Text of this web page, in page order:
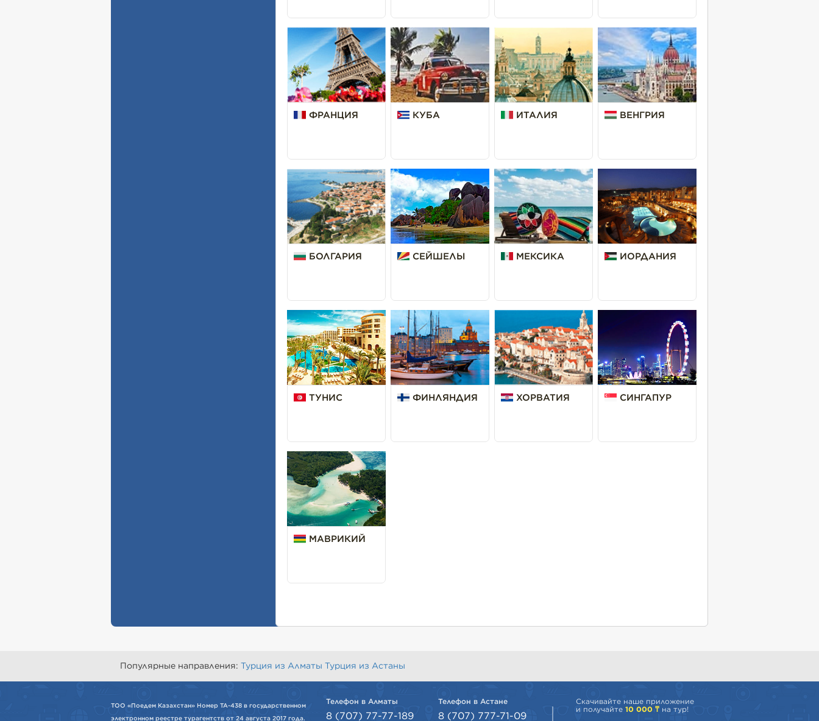
ФРАНЦИЯ КУБА ИТАЛИЯ ВЕНГРИЯ
БОЛГАРИЯ СЕЙШЕЛЫ МЕКСИКА ИОРДАНИЯ
ТУНИС ФИНЛЯНДИЯ ХОРВАТИЯ СИНГАПУР
МАВРИКИЙ
Популярные направления: Турция из Алматы Турция из Астаны
ТОО «Поедем Казахстан» Номер ТА-438 в государственном
электронном реестре турагентств от 24 августа 2017 года.
Телефон в Алматы
8 (707) 77-77-189
Телефон в Астане
8 (707) 777-71-09
Скачивайте наше приложение
и получайте10 000 ₸ на тур!